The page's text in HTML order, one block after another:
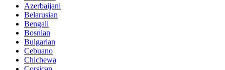
Azerbaijani
Belarusian
Bengali
Bosnian
Bulgarian
Cebuano
Chichewa